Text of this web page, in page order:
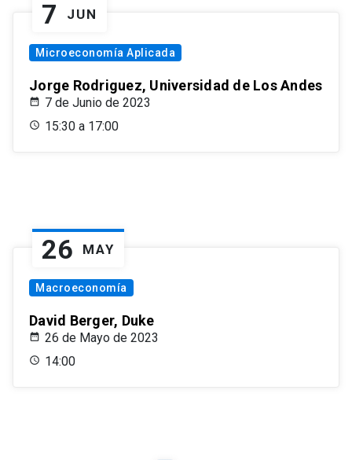
7 JUN
Microeconomía Aplicada
Jorge Rodriguez, Universidad de Los Andes
7 de Junio de 2023
15:30 a 17:00
26 MAY
Macroeconomía
David Berger, Duke
26 de Mayo de 2023
14:00